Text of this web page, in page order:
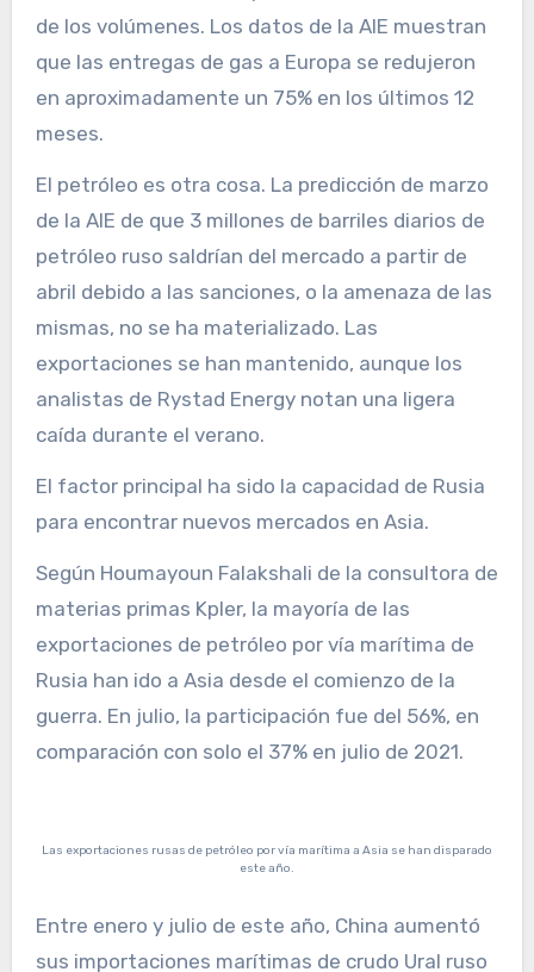
de los volúmenes. Los datos de la AIE muestran
que las entregas de gas a Europa se redujeron
en aproximadamente un 75% en los últimos 12
meses.
El petróleo es otra cosa. La predicción de marzo
de la AIE de que 3 millones de barriles diarios de
petróleo ruso saldrían del mercado a partir de
abril debido a las sanciones, o la amenaza de las
mismas, no se ha materializado. Las
exportaciones se han mantenido, aunque los
analistas de Rystad Energy notan una ligera
caída durante el verano.
El factor principal ha sido la capacidad de Rusia
para encontrar nuevos mercados en Asia.
Según Houmayoun Falakshali de la consultora de
materias primas Kpler, la mayoría de las
exportaciones de petróleo por vía marítima de
Rusia han ido a Asia desde el comienzo de la
guerra. En julio, la participación fue del 56%, en
comparación con solo el 37% en julio de 2021.
Las exportaciones rusas de petróleo por vía marítima a Asia se han disparado
este año.
Entre enero y julio de este año, China aumentó
sus importaciones marítimas de crudo Ural ruso